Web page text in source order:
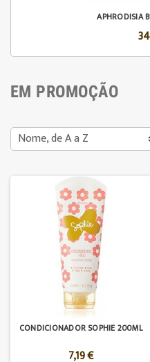
APHRODISIA
EM PROMOÇÃO
Nome, de A a Z
CONDICIONADOR SOPHIE 200ML
7,19 €